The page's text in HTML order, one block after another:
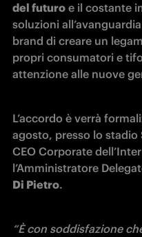
del futuro e il costante
soluzioni
brand di creare un
propri consumatori e
attenzione alle nuove
L’accordo è verrà
agosto, presso lo stadio
CEO Corporate dell’Inter
l’Amministratore
Di Pietro.
“È con soddisfazione